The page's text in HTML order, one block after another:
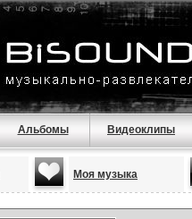
Альбомы Видеоклипы
Моя музыка